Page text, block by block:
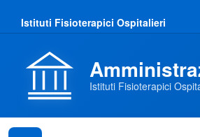
Istituti Fisioterapici Ospitalieri
Istituti Fisioterapici